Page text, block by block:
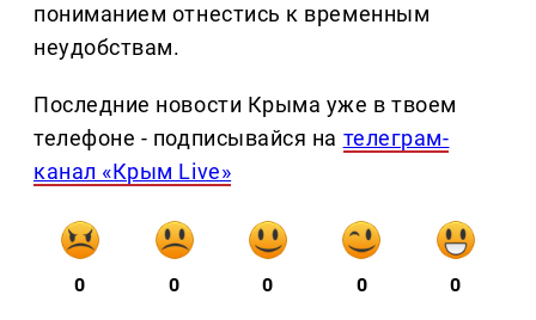
пониманием отнестись к временным
неудобствам.
Последние новости Крыма уже в твоем
телефоне - подписывайся на телеграм-
канал «Крым Live»
0 0 0 0 0